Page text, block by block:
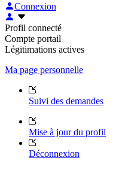
Connexion
Profil connecté
Compte portail
Légitimations actives
Ma page personnelle
Suivi des demandes
Mise à jour du profil
Déconnexion